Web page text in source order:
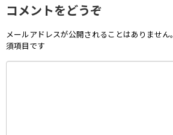
コメントをどうぞ
メールアドレスが公開されることはありません。
須項目です